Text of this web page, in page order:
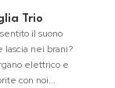
Trio
il suono
nei brani?
elettrico e
con noi...